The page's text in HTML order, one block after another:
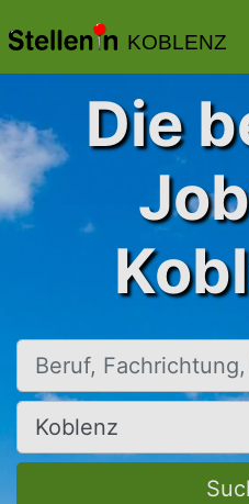
KOBLENZ
Die
Beruf, Fachrichtung, Firma
Ort, Stadt